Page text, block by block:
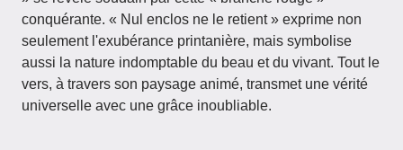
conquérante. « Nul enclos ne le retient » exprime non
seulement l'exubérance printanière, mais symbolise
aussi la nature indomptable du beau et du vivant. Tout le
vers, à travers son paysage animé, transmet une vérité
universelle avec une grâce inoubliable.